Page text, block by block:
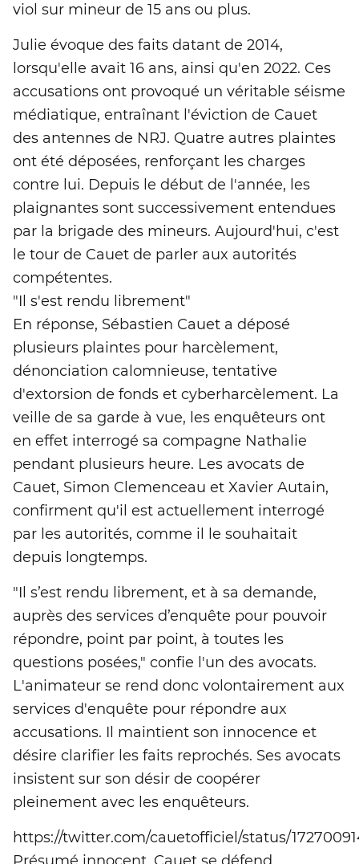
viol sur mineur de 15 ans ou plus.
Julie évoque des faits datant de 2014,
lorsqu'elle avait 16 ans, ainsi qu'en 2022. Ces
accusations ont provoqué un véritable séisme
médiatique, entraînant l'éviction de Cauet
des antennes de NRJ. Quatre autres plaintes
ont été déposées, renforçant les charges
contre lui. Depuis le début de l'année, les
plaignantes sont successivement entendues
par la brigade des mineurs. Aujourd'hui, c'est
le tour de Cauet de parler aux autorités
compétentes.
"Il s'est rendu librement"
En réponse, Sébastien Cauet a déposé
plusieurs plaintes pour harcèlement,
dénonciation calomnieuse, tentative
d'extorsion de fonds et cyberharcèlement. La
veille de sa garde à vue, les enquêteurs ont
en effet interrogé sa compagne Nathalie
pendant plusieurs heure. Les avocats de
Cauet, Simon Clemenceau et Xavier Autain,
confirment qu'il est actuellement interrogé
par les autorités, comme il le souhaitait
depuis longtemps.
"Il s’est rendu librement, et à sa demande,
auprès des services d’enquête pour pouvoir
répondre, point par point, à toutes les
questions posées," confie l'un des avocats.
L'animateur se rend donc volontairement aux
services d'enquête pour répondre aux
accusations. Il maintient son innocence et
désire clarifier les faits reprochés. Ses avocats
insistent sur son désir de coopérer
pleinement avec les enquêteurs.
https://twitter.com/cauetofficiel/status/